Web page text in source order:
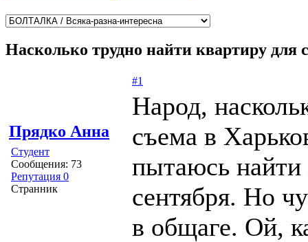
Насколько трудно найти квартиру для
Прядко Анна
Студент
Сообщения: 73
Репутация 0
Странник
#1
Народ,
съема в
пытаюсь найти
сентября. Но
в общаге. Ой,